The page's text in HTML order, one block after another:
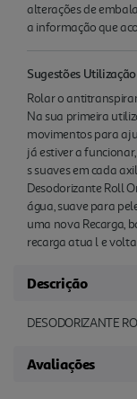
alterações de
a informação que
Sugestões Utilização
Rolar o
Na sua primeira
movimentos para
já estiver a
s suaves em cada
Desodorizante Roll
água, suave para
uma nova Recarga,
recarga atua l e
Descrição
DESODORIZANTE
Avaliações